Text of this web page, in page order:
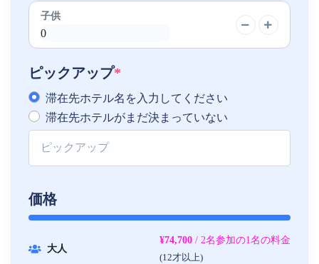
子供
ピックアップ*
滞在先ホテル名を入力してください
滞在先ホテルがまだ決まっていない
価格
大人
¥74,700 / 2名参加の1名の料金
(12才以上)